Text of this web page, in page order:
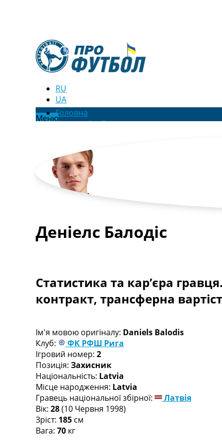
RU
UA
МенюГоловна
Новини футболу
Футбольні трансфери
Останні коментарі
Конкурс прогнозів
Логін
Рейтінги
Турніри
Англія. Прем’єр-Ліга
Іспанія. Ла Ліга
Ще Турніри >>>
Чемпіонат Світу. Турнирні таблиці
Таблиця УПЛ
Перша Ліга
Таблиця АПЛ
Таблиця Ла Ліги
Таблиця Ліги Чемпіонів
Всі таблиці >>>
Рейтинги
Рейтинг країн УЄФА
Деніелс Балодіс
Статистика та кар’єра
контракт, трансферна
Ім'я мовою оригіналу: Daniels Balodis
Клуб:
ФК РФШ Рига
Ігровий номер: 2
Позиція: Захисник
Національність: Latvia
Місце народження: Latvia
Гравець національної збірної:
Латвія
Вік: 28(10 Червня 1998)
Зріст: 185 см
Вага: 70 кг